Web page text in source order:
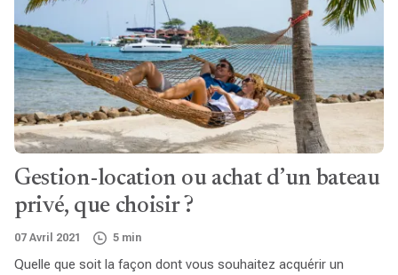
Gestion-location ou achat d’un bateau
privé, que choisir ?
07 Avril 2021 5 min
Quelle que soit la façon dont vous souhaitez acquérir un